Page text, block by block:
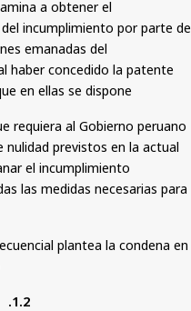
a obtener el
incumplimiento por parte de
emanadas del
haber concedido la patente
en ellas se dispone.
requiera al Gobierno peruano
previstos en la actual
el incumplimiento
las medidas necesarias para
plantea la condena en
1.2. La contestación de la demanda.